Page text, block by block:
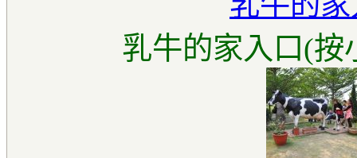
乳牛的家入口(按